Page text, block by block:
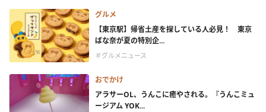
グルメ
【東京駅】帰省土産を探している人必見！ 東京
ばな奈が夏の特別企...
＃グルメニュース
おでかけ
アラサーOL、うんこに癒やされる。『うんこミュ
ージアム YOK...